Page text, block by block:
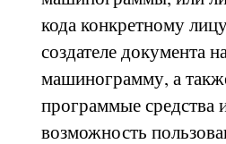
кода конкретному
создателе документа
машинограмму, а
программые
возможность